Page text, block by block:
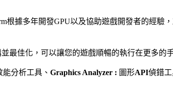
據多年開發GPU以及協助遊戲開發者的經驗
最佳化，可以讓您的遊戲順暢的執⾏在更多的
能分析⼯具、 Graphics Analyzer : 圖形API偵錯⼯